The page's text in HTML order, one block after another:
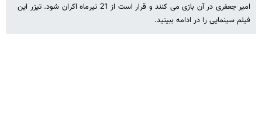
امیر جعفری در آن بازی می کنند و قرار است از 21 تیرماه اکران شود. تیزر این
فیلم سینمایی را در ادامه ببینید.